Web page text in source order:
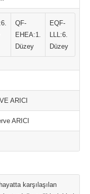
QF-
EHEA:1.
Düzey
EQF-
LLL:6.
Düzey
ARICI
ARICI
karşılaşılan